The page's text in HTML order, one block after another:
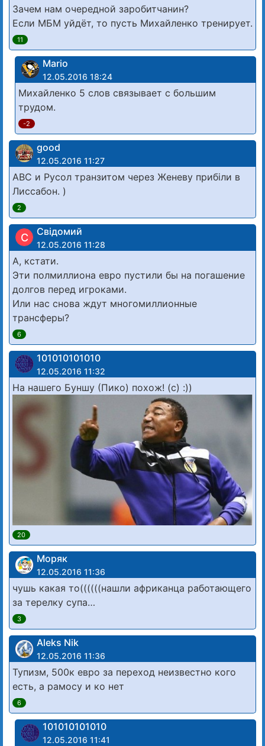
Зачем нам очередной заробитчанин?
Если МБМ уйдёт, то пусть Михайленко тренирует.
11
Mario
12.05.2016 18:24
Михайленко 5 слов связывает с большим
трудом.
-2
good
12.05.2016 11:27
АВС и Русол транзитом через Женеву прибіли в
Лиссабон. )
2
С Свідомий
12.05.2016 11:28
А, кстати.
Эти полмиллиона евро пустили бы на погашение
долгов перед игроками.
Или нас снова ждут многомиллионные
трансферы?
6
101010101010
12.05.2016 11:32
На нашего Буншу (Пико) похож! (с) :))
20
Моряк
12.05.2016 11:36
чушь какая то((((((нашли африканца работающего
за терелку супа…
3
Aleks Nik
12.05.2016 11:36
Тупизм, 500к евро за переход неизвестно кого
есть, а рамосу и ко нет
6
101010101010
12.05.2016 11:41